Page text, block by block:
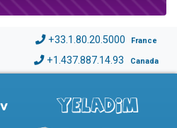
+33.1.80.20.5000 France
+1.437.887.14.93 Canada